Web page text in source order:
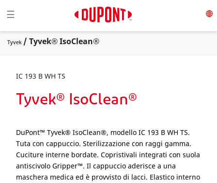
Toggle navigation
☰
Tyvek / Tyvek® IsoClean®
IC 193 B WH TS
Tyvek® IsoClean®
DuPont™ Tyvek® IsoClean®, modello IC 193 B WH TS.
Tuta con cappuccio. Sterilizzazione con raggi gamma.
Cuciture interne bordate. Copristivali integrati con suola
antiscivolo Gripper™. Il cappuccio aderisce a una
maschera medica ed è provvisto di lacci. Elastico interno